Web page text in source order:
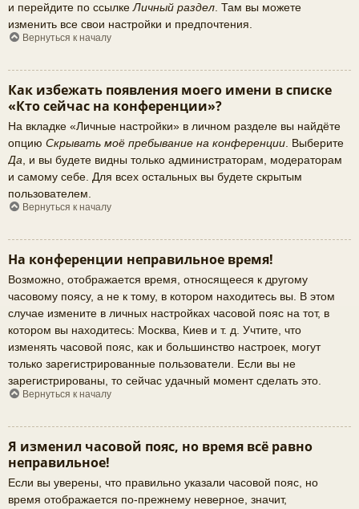
и перейдите по ссылкеЛичный раздел. Там вы можете
изменить все свои настройки и предпочтения.
Вернуться к началу
Как избежать появления моего имени в списке
«Кто сейчас на конференции»?
На вкладке «Личные настройки» в личном разделе вы найдёте
опцию Скрывать моё пребывание на конференции. Выберите
Да, и вы будете видны только администраторам, модераторам
и самому себе. Для всех остальных вы будете скрытым
пользователем.
Вернуться к началу
На конференции неправильное время!
Возможно, отображается время, относящееся к другому
часовому поясу, а не к тому, в котором находитесь вы. В этом
случае измените в личных настройках часовой пояс на тот, в
котором вы находитесь: Москва, Киев и т. д. Учтите, что
изменять часовой пояс, как и большинство настроек, могут
только зарегистрированные пользователи. Если вы не
зарегистрированы, то сейчас удачный момент сделать это.
Вернуться к началу
Я изменил часовой пояс, но время всё равно
неправильное!
Если вы уверены, что правильно указали часовой пояс, но
время отображается по-прежнему неверное, значит,